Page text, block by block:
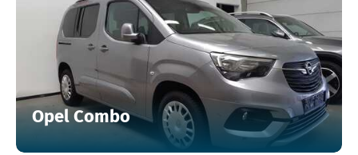
Opel Combo